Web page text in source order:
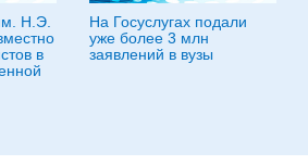
Н.Э.
в
На Госуслугах подали
уже более 3 млн
заявлений в вузы